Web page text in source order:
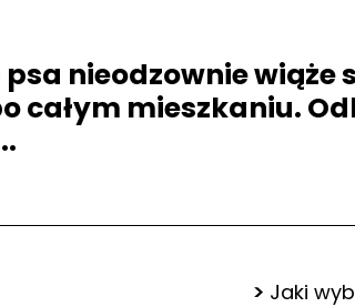
nieodzownie wiąże
całym mieszkaniu.
> Jaki